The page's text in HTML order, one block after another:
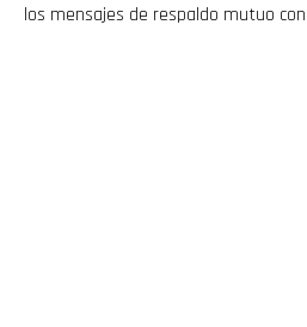
los mensajes de respaldo mutuo